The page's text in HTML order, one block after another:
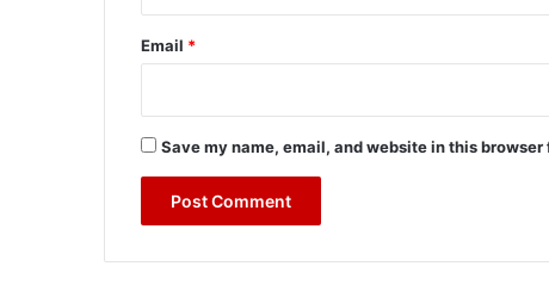
Email *
Save my name, email, and website in this